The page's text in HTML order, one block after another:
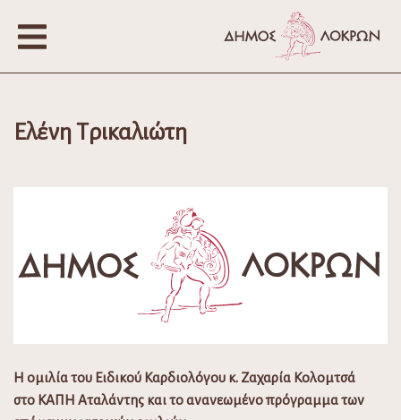
Ελένη Τρικαλιώτη
Η ομιλία του Ειδικού Καρδιολόγου κ. Ζαχαρία Κολομτσά
στο ΚΑΠΗ Αταλάντης και το ανανεωμένο πρόγραμμα των